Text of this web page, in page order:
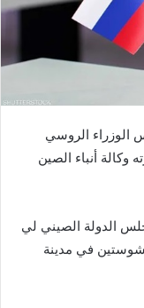
الوزراء الروسي
أنباء الصين
الدولة الصيني لي
في مدينة